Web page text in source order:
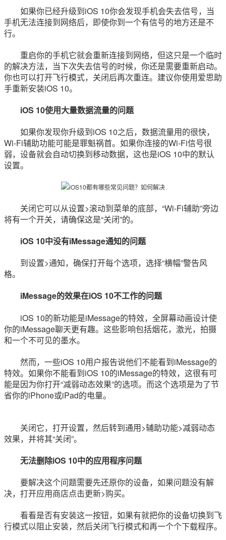
如果你已经升级到iOS 10你会发现手机会失去信号，当
手机无法连接到网络后，即使你到一个有信号的地方还是不
行。
重启你的手机它就会重新连接到网络，但这只是一个临时
的解决方法，当下次失去信号的时候，你还是需要重新启动。
你也可以打开飞行模式，关闭后再次重连。建议你使用爱思助
手重新安装iOS 10。
iOS 10使用大量数据流量的问题
如果你发现你升级到iOS 10之后，数据流量用的很快，
Wi-Fi辅助功能可能是罪魁祸首。如果你连接的Wi-Fi信号很
弱，设备就会自动切换到移动数据，这也是iOS 10中的默认
设置。
关闭它可以从设置>滚动到菜单的底部，“Wi-Fi辅助”旁边
将有一个开关，请确保这是“关闭”的。
iOS 10中没有iMessage通知的问题
到设置>通知，确保打开每个选项，选择“横幅”警告风
格。
iMessage的效果在iOS 10不工作的问题
iOS 10的新功能是iMessage的特效，全屏幕动画设计使
你的iMessage聊天更有趣。这些影响包括烟花，激光，拍摄
和一个不可见的墨水。
然而，一些iOS 10用户报告说他们不能看到iMessage的
特效。如果你不能看到iOS 10的iMessage的特效，这很有可
能是因为你打开“减弱动态效果”的选项。而这个选项是为了节
省你的iPhone或iPad的电量。
关闭它，打开设置，然后转到通用>辅助功能>减弱动态
效果，并将其“关闭”。
无法删除iOS 10中的应用程序问题
要解决这个问题需要先还原你的设备，如果问题没有解
决，打开应用商店点击更新>购买。
看看是否有安装这一按钮，如果有就把你的设备切换到飞
行模式以阻止安装，然后关闭飞行模式和再一个个下载程序。